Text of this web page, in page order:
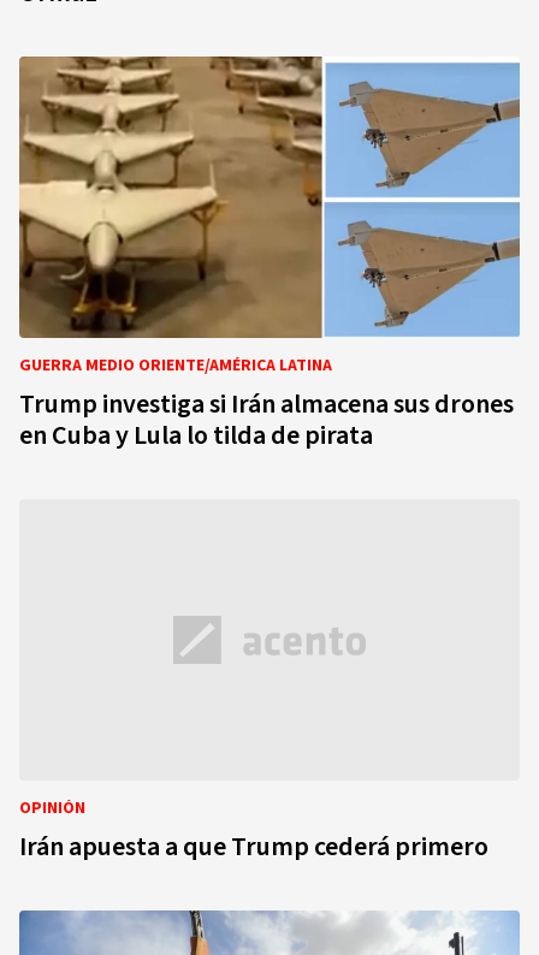
GUERRA MEDIO ORIENTE/AMÉRICA LATINA
Trump investiga si Irán almacena sus drones
en Cuba y Lula lo tilda de pirata
OPINIÓN
Irán apuesta a que Trump cederá primero